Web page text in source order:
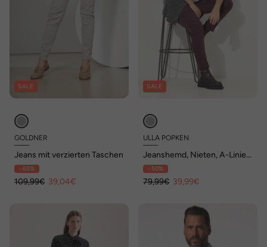
SALE
GOLDNER
Jeans mit verzierten Taschen
- 65%
109,99€ 39,04€
SALE
ULLA POPKEN
Jeanshemd, Nieten, A-Linie,
Hemdkragen, Langarm,
Taschen
- 50%
79,99€ 39,99€